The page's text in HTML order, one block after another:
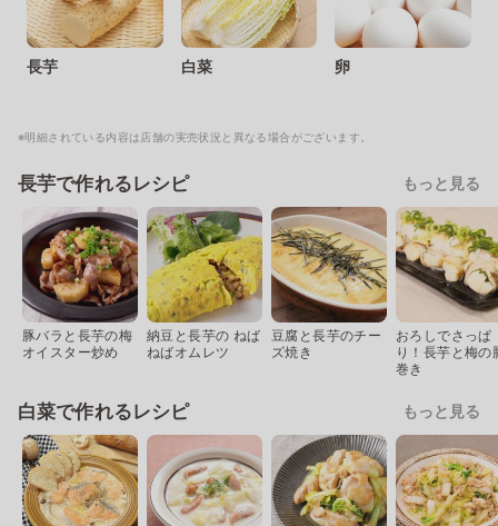
長芋 白菜 卵
※明細されている内容は店舗の実売状況と異なる場合がございます。
長芋で作れるレシピ もっと見る
豚バラと長芋の梅
オイスター炒め
納豆と長芋の ねば
ねばオムレツ
豆腐と長芋のチー
ズ焼き
おろしでさっぱ
り！長芋と梅の
巻き
白菜で作れるレシピ もっと見る